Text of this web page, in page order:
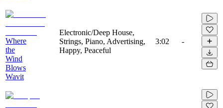
Where
the
Wind
Blows
Wavit
Electronic/Deep House,
Strings, Piano, Advertising,
Happy, Peaceful
3:02 -